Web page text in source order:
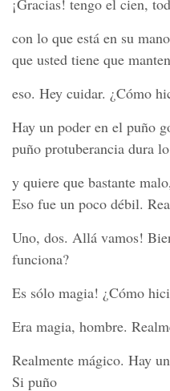
¡Gracias! tengo el cien,
con lo que está en su
que usted tiene que
eso. Hey cuidar. ¿Cómo
Hay un poder en el puño
puño protuberancia dura
y quiere que bastante
Eso fue un poco débil.
Uno, dos. Allá vamos!
funciona?
Es sólo magia! ¿Cómo
Era magia, hombre.
Realmente mágico. Hay
Si puño